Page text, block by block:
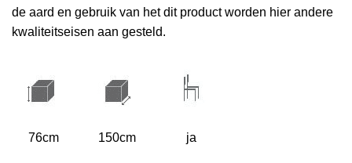
de aard en gebruik van het dit product worden hier andere
kwaliteitseisen aan gesteld.
76cm 150cm ja